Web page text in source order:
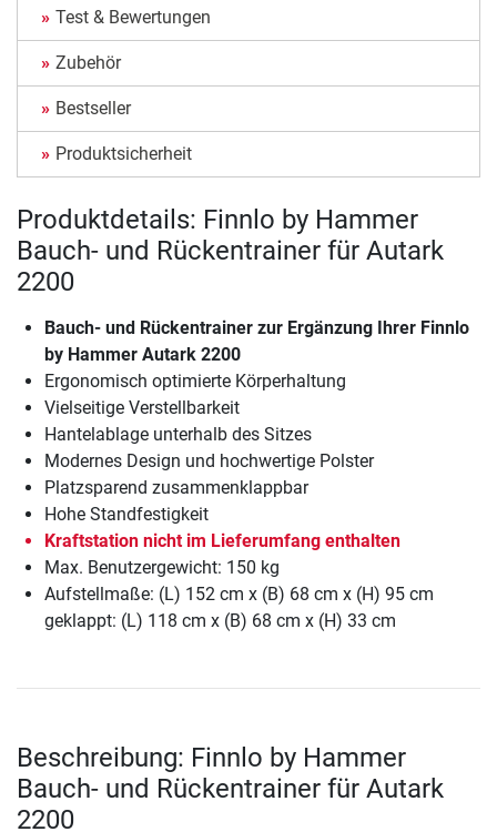
Test & Bewertungen
Zubehör
Bestseller
Produktsicherheit
Produktdetails: Finnlo by Hammer
Bauch- und Rückentrainer für Autark
2200
Bauch- und Rückentrainer zur Ergänzung Ihrer Finnlo
by Hammer Autark 2200
Ergonomisch optimierte Körperhaltung
Vielseitige Verstellbarkeit
Hantelablage unterhalb des Sitzes
Modernes Design und hochwertige Polster
Platzsparend zusammenklappbar
Hohe Standfestigkeit
Kraftstation nicht im Lieferumfang enthalten
Max. Benutzergewicht: 150 kg
Aufstellmaße: (L) 152 cm x (B) 68 cm x (H) 95 cm
geklappt: (L) 118 cm x (B) 68 cm x (H) 33 cm
Beschreibung: Finnlo by Hammer
Bauch- und Rückentrainer für Autark
2200